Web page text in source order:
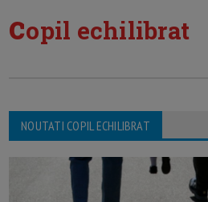
copil echilibrat
NOUTATI COPIL ECHILIBRAT